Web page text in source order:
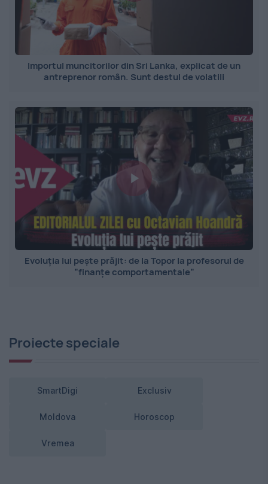
Importul muncitorilor din Sri Lanka, explicat de un
antreprenor român. Sunt destul de volatili
Evoluția lui pește prăjit: de la Topor la profesorul de
”finanțe comportamentale”
Proiecte speciale
SmartDigi Exclusiv
Moldova Horoscop
Vremea